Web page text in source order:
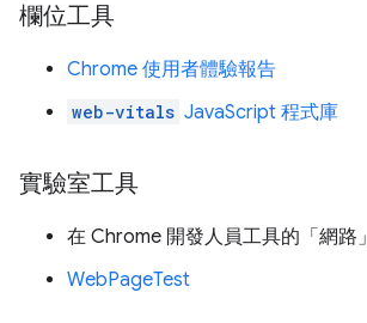
欄位工具
Chrome 使用者體驗報告
web-vitals JavaScript 程式庫
實驗室工具
在 Chrome 開發人員工具的「網路」
WebPageTest